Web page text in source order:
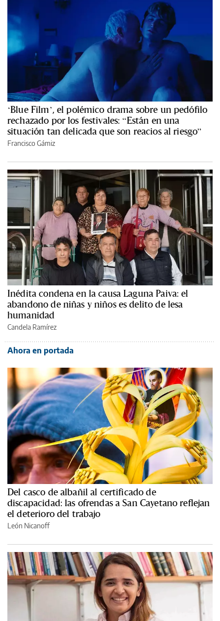
‘Blue Film’, el polémico drama sobre un pedófilo
rechazado por los festivales: “Están en una
situación tan delicada que son reacios al riesgo”
Francisco Gámiz
Inédita condena en la causa Laguna Paiva: el
abandono de niñas y niños es delito de lesa
humanidad
Candela Ramírez
Ahora en portada
Del casco de albañil al certificado de
discapacidad: las ofrendas a San Cayetano reflejan
el deterioro del trabajo
León Nicanoff